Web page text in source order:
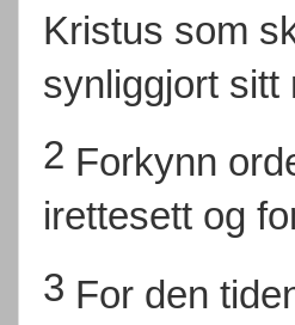
Kristus som
synliggjort sitt
2 Forkynn
irettesett og
3 For den